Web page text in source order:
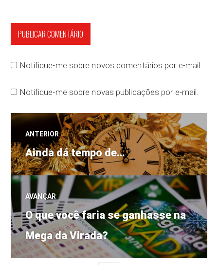
Notifique-me sobre novos comentários por e-mail.
Notifique-me sobre novas publicações por e-mail.
Navegação
de
Post
ANTERIOR
Post
anterior:
Ainda dá tempo de…
AVANÇAR
Próximo
post:
O que você faria se ganhasse na
Mega da Virada?